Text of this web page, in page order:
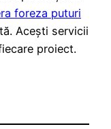
foreza puturi
Acești servicii
proiect.